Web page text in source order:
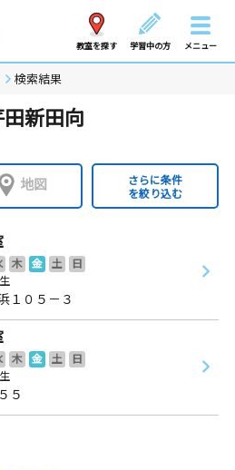
教室を探す 学習中の方 メニュー
検索結果
新田向
地図
さらに条件
を絞り込む
木 金 土
日
１０５－３
木 金 土
日
５